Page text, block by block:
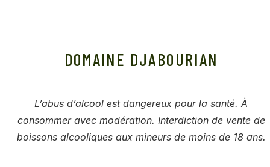
DOMAINE DJABOURIAN
L’abus d’alcool est dangereux pour la santé. À
consommer avec modération. Interdiction de vente de
boissons alcooliques aux mineurs de moins de 18 ans.